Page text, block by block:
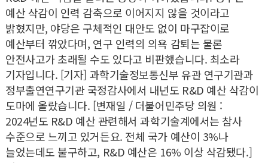
예산 삭감이 인력 감축으로 이어지지 않을 것이라고
밝혔지만, 야당은 구체적인 대안도 없이 마구잡이로
예산부터 깎았다며, 연구 인력의 의욕 감퇴는 물론
안전사고가 초래될 수도 있다고 비판했습니다. 최소라
기자입니다. [기자] 과학기술정보통신부 유관 연구기관과
정부출연연구기관 국정감사에서 내년도 R&D 예산 삭감이
도마에 올랐습니다. [변재일 / 더불어민주당 의원 :
2024년도 R&D 예산 관련해서 과학기술계에서는 참사
수준으로 느끼고 있거든요. 전체 국가 예산이 3%나
늘었는데도 불구하고, R&D 예산은 16% 이상 삭감됐다.]